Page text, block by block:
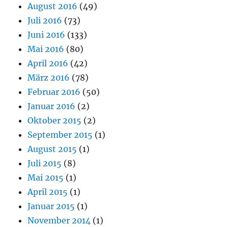
August 2016 (49)
Juli 2016 (73)
Juni 2016 (133)
Mai 2016 (80)
April 2016 (42)
März 2016 (78)
Februar 2016 (50)
Januar 2016 (2)
Oktober 2015 (2)
September 2015 (1)
August 2015 (1)
Juli 2015 (8)
Mai 2015 (1)
April 2015 (1)
Januar 2015 (1)
November 2014 (1)